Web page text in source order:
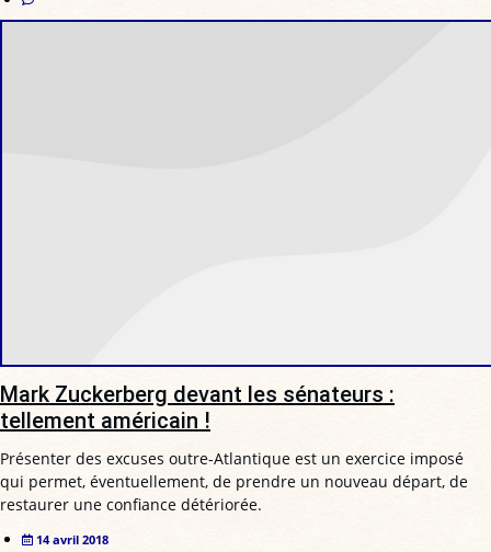
Mark Zuckerberg devant les sénateurs :
tellement américain !
Présenter des excuses outre-Atlantique est un exercice imposé
qui permet, éventuellement, de prendre un nouveau départ, de
restaurer une confiance détériorée.
14 avril 2018